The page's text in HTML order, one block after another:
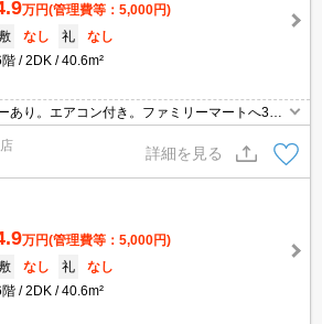
万円(管理費等：5,000円)
なし 礼
なし
階
2DK 40.6m²
あり。エアコン付き。ファミリーマートへ320
340m。ドラッグストアへ600m。内科へ740
。引越指定業者あり。オンライン対応相談可。
詳細を見る
万円(管理費等：5,000円)
なし 礼
なし
階
2DK 40.6m²